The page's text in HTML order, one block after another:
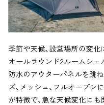
季節や天候、設営場所の変
オールラウンド2ルームシェ
防水のアウターパネルを跳
ズ、メッシュ、フルオープ
が特徴で、急な天候変化にも